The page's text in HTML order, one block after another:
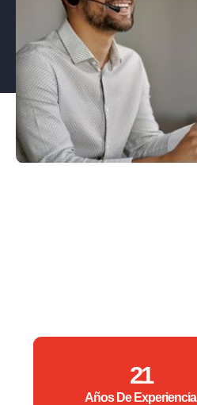
21
Años De Experiencia